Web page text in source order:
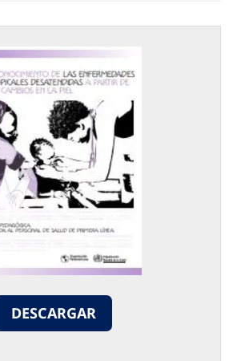
DESCARGAR